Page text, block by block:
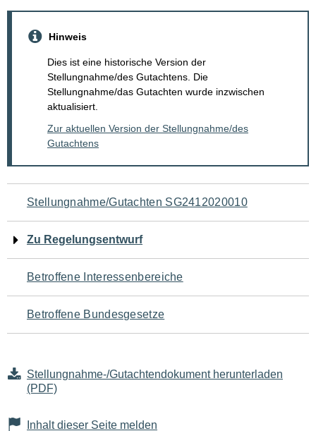
Hinweis
Dies ist eine historische Version der
Stellungnahme/des Gutachtens. Die
Stellungnahme/das Gutachten wurde inzwischen
aktualisiert.
Zur aktuellen Version der Stellungnahme/des
Gutachtens
Navigation
für
den
Seiteninhalt
Stellungnahme/Gutachten SG2412020010
Zu Regelungsentwurf
Betroffene Interessenbereiche
Betroffene Bundesgesetze
Stellungnahme-/Gutachtendokument herunterladen
(PDF)
Inhalt dieser Seite melden